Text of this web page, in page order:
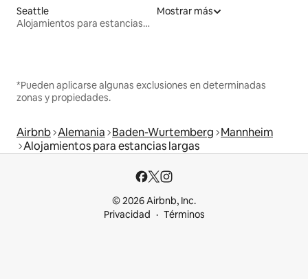
Seattle
Alojamientos para estancias largas
Mostrar más
*Pueden aplicarse algunas exclusiones en determinadas
zonas y propiedades.
Airbnb Alemania Baden-Wurtemberg Mannheim
Alojamientos para estancias largas
© 2026 Airbnb, Inc.
Privacidad
Términos